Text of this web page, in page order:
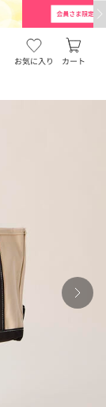
お気に入り カート